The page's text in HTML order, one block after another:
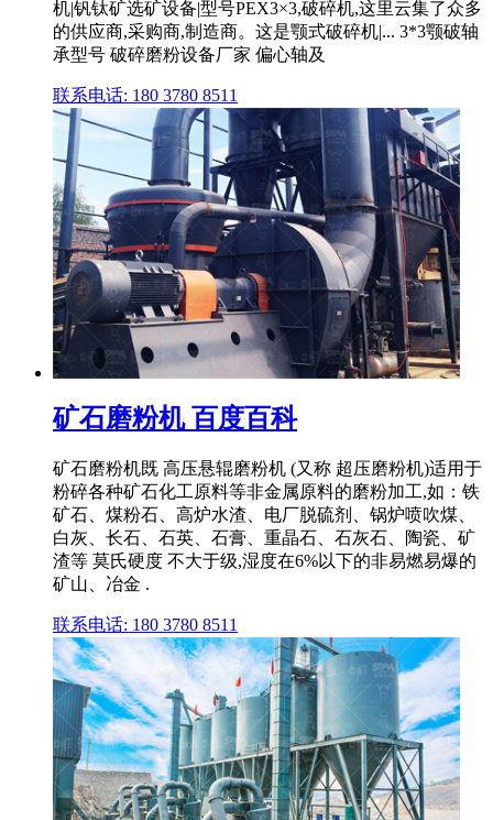
机|钒钛矿选矿设备|型号PEX3×3,破碎机,这里云集了众多
的供应商,采购商,制造商。这是颚式破碎机|... 3*3颚破轴
承型号 破碎磨粉设备厂家 偏心轴及
联系电话: 180 3780 8511
矿石磨粉机 百度百科
矿石磨粉机既 高压悬辊磨粉机 (又称 超压磨粉机)适用于
粉碎各种矿石化工原料等非金属原料的磨粉加工,如：铁
矿石、煤粉石、高炉水渣、电厂脱硫剂、锅炉喷吹煤、
白灰、长石、石英、石膏、重晶石、石灰石、陶瓷、矿
渣等 莫氏硬度 不大于级,湿度在6%以下的非易燃易爆的
矿山、冶金 .
联系电话: 180 3780 8511